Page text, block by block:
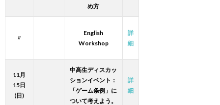
め方
〃
English
Workshop
詳
細
11月
15日
(日)
中高生ディスカッ
ションイベント：
「ゲーム条例」に
ついて考えよう。
詳
細